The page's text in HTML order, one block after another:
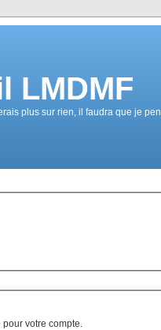
LMDMF
plus sur rien, il faudra que je
votre compte.